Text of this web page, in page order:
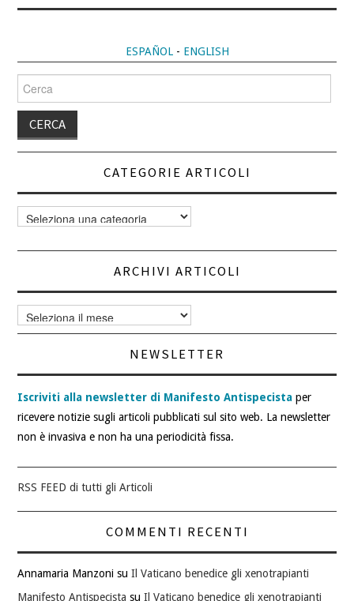
ESPAÑOL- ENGLISH
per:
CATEGORIE ARTICOLI
Categorie
articoli
ARCHIVI ARTICOLI
Archivi
articoli
NEWSLETTER
Iscriviti alla newsletter di Manifesto Antispecista per
ricevere notizie sugli articoli pubblicati sul sito web. La newsletter
non è invasiva e non ha una periodicità fissa.
RSS FEED di tutti gli Articoli
COMMENTI RECENTI
Annamaria Manzoni suIl Vaticano benedice gli xenotrapianti
Manifesto Antispecista suIl Vaticano benedice gli xenotrapianti